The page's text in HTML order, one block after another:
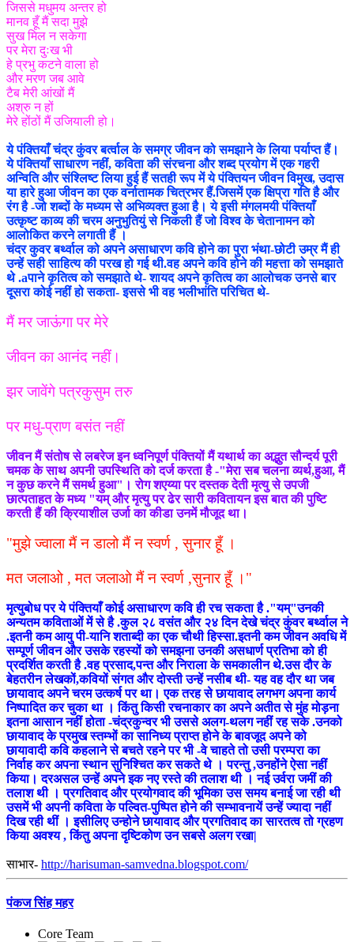
जिससे मधुमय अन्तर हो
मानव हूँ मैं सदा मुझे
सुख मिल न सकेगा
पर मेरा दुःख भी
हे प्रभु कटने वाला हो
और मरण जब आवे
टैब मेरी आंखों मैं
अश्रु न हों
मेरे होंठों मैं उजियाली हो।
ये पंक्तियाँ चंद्र कुंवर बर्त्वाल के समग्र जीवन को समझाने के लिया पर्याप्त हैं।
ये पंक्तियाँ साधारण नहीं, कविता की संरचना और शब्द प्रयोग में एक गहरी
अन्विति और संश्लिष्ट लिया हुई हैं सतही रूप में ये पंक्तियन जीवन विमुख, उदास
या हारे हुआ जीवन का एक वर्नातामक चित्रभर हैं.जिसमें एक क्षिप्रा गति है और
रंग है -जो शब्दों के मध्यम से अभिव्यक्त हुआ है। ये इसी मंगलमयी पंक्तियाँ
उत्कृष्ट काव्य की चरम अनुभुतियुं से निकली हैं जो विश्व के चेतानामन को
आलोकित करने लगाती हैं ।
चंदर कुवर बर्थ्वाल को अपने असाधारण कवि होने का पुरा भंथा-छोटी उम्र मैं ही
उन्हें सही साहित्य की परख हो गई थी.वह अपने कवि होने की महत्ता को समझाते
थे .aपाने कृतित्व को समझाते थे- शायद अपने कृतित्व का आलोचक उनसे बार
दूसरा कोई नहीं हो सकता- इससे भी वह भलीभांति परिचित थे-
मैं मर जाऊंगा पर मेरे
जीवन का आनंद नहीं।
झर जावेंगे पत्रकुसुम तरु
पर मधु-प्राण बसंत नहीं
जीवन मैं संतोष से लबरेज इन ध्वनिपूर्ण पंक्तियों मैं यथार्थ का अद्भुत सौन्दर्य पूरी
चमक के साथ अपनी उपस्थिति को दर्ज करता है -"मेरा सब चलना व्यर्थ,हुआ, मैं
न कुछ करने मैं समर्थ हुआ"। रोग शएय्या पर दस्तक देती मृत्यु से उपजी
छात्पताहत के मध्य "यम् और मृत्यु पर ढेर सारी कवितायन इस बात की पुष्टि
करती हैं की क्रियाशील उर्जा का कीडा उनमें मौजूद था।
"मुझे ज्वाला मैं न डालो मैं न स्वर्ण , सुनार हूँ ।
मत जलाओ , मत जलाओ मैं न स्वर्ण ,सुनार हूँ ।"
मृत्युबोध पर ये पंक्तियाँ कोई असाधारण कवि ही रच सकता है ."यम्"उनकी
अन्यतम कविताओं में से है .कुल २८ वसंत और २४ दिन देखे चंद्र कुंवर बर्थ्वाल ने
.इतनी कम आयु पी-यानि शताब्दी का एक चौथी हिस्सा.इतनी कम जीवन अवधि में
सम्पूर्ण जीवन और उसके रहस्यों को समझना उनकी असधार्ण प्रतिभा को ही
प्रदर्शित करती है .वह प्रसाद,पन्त और निराला के समकालीन थे.उस दौर के
बेहतरीन लेखकों,कवियों संगत और दोस्ती उन्हें नसीब थी- यह वह दौर था जब
छायावाद अपने चरम उत्कर्ष पर था। एक तरह से छायावाद लगभग अपना कार्य
निष्पादित कर चुका था । किंतु किसी रचनाकार का अपने अतीत से मुंह मोड़ना
इतना आसान नहीं होता -चंद्रकुन्वर भी उससे अलग-थलग नहीं रह सके .उनको
छायावाद के प्रमुख स्तम्भों का सानिध्य प्राप्त होने के बावजूद अपने को
छायावादी कवि कहलाने से बचते रहने पर भी -वे चाहते तो उसी परम्परा का
निर्वाह कर अपना स्थान सुनिश्चित कर सकते थे । परन्तु ,उनहोंने ऐसा नहीं
किया। दरअसल उन्हें अपने इक नए रस्ते की तलाश थी । नई उर्वरा जमीं की
तलाश थी । प्रगतिवाद और प्रयोगवाद की भूमिका उस समय बनाई जा रही थी
उसमें भी अपनी कविता के पल्वित-पुष्पित होने की सम्भावनायें उन्हें ज्यादा नहीं
दिख रही थीं । इसीलिए उन्होने छायावाद और प्रगतिवाद का सारतत्व तो ग्रहण
किया अवश्य , किंतु अपना दृष्टिकोण उन सबसे अलग रखा|
साभार- http://harisuman-samvedna.blogspot.com/
पंकज सिंह महर
Core Team